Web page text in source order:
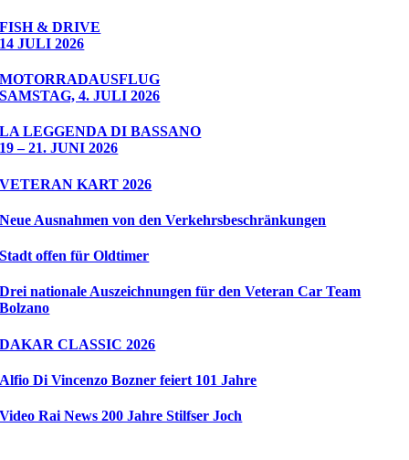
FISH & DRIVE
14 JULI 2026
MOTORRADAUSFLUG
SAMSTAG, 4. JULI 2026
LA LEGGENDA DI BASSANO
19 – 21. JUNI 2026
VETERAN KART 2026
Neue Ausnahmen von den Verkehrsbeschränkungen
Stadt offen für Oldtimer
Drei nationale Auszeichnungen für den Veteran Car Team
Bolzano
DAKAR CLASSIC 2026
Alfio Di Vincenzo Bozner feiert 101 Jahre
Video Rai News 200 Jahre Stilfser Joch